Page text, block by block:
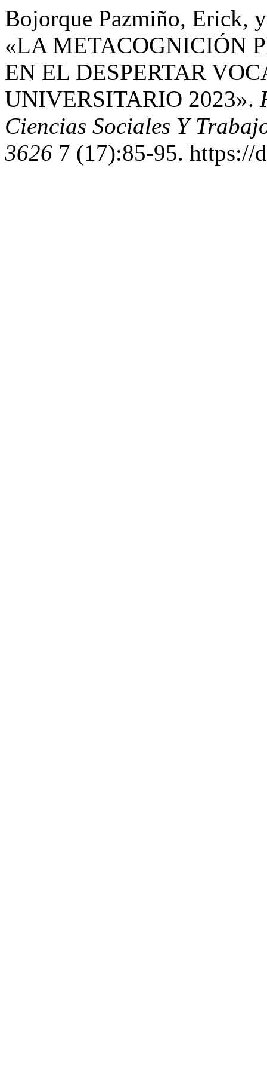
Bojorque Pazmiño, Erick,
«LA METACOGNICIÓN
EN EL DESPERTAR
UNIVERSITARIO 2023».
Ciencias Sociales Y
3626 7 (17):85-95. https://